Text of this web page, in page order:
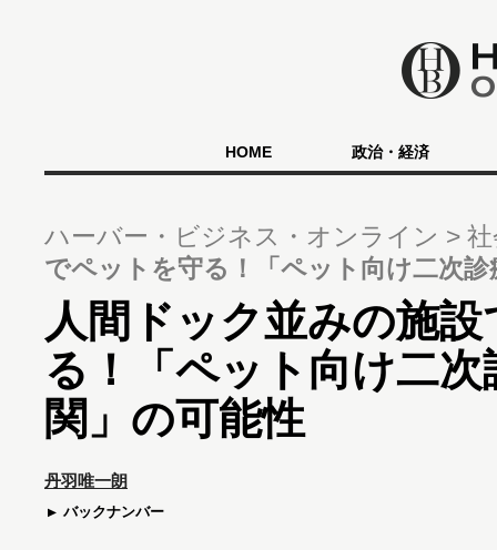
HOME 政治・経済
ハーバー・ビジネス・オンライン
でペットを守る！「ペット向け二次
人間ドック並みの施
る！「ペット向け二
関」の可能性
丹羽唯一朗
バックナンバー